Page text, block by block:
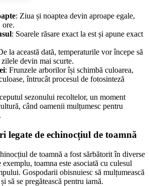
: Ziua și noaptea devin aproape egale,
ore.
: Soarele răsare exact la est și apune exact
la această dată, temperaturile vor începe să
devin mai scurte.
: Frunzele arborilor își schimbă culoarea,
întrucât procesul de fotosinteză
sezonului recoltelor, un moment
când oamenii mulțumesc pentru
legate de echinocțiul de toamnă
de toamnă a fost sărbătorit în diverse
toamna este asociată cu culesul
Gospodarii obisnuiesc să mulțumească
să se pregătească pentru iarnă.